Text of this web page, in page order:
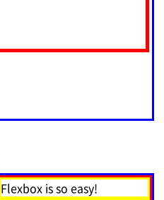
Flexbox is so easy!